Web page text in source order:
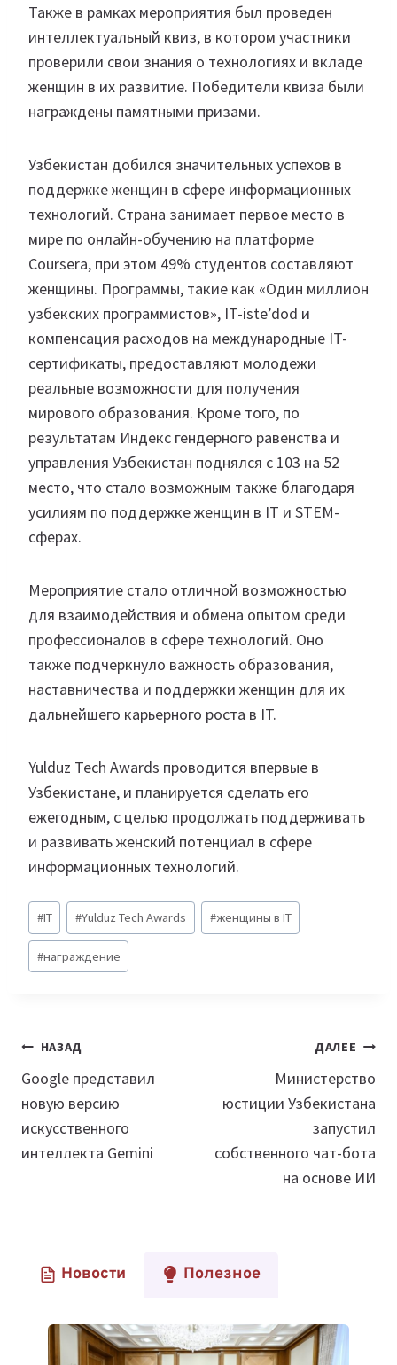
Также в рамках мероприятия был проведен
интеллектуальный квиз, в котором участники
проверили свои знания о технологиях и вкладе
женщин в их развитие. Победители квиза были
награждены памятными призами.
Узбекистан добился значительных успехов в
поддержке женщин в сфере информационных
технологий. Страна занимает первое место в
мире по онлайн-обучению на платформе
Coursera, при этом 49% студентов составляют
женщины. Программы, такие как «Один миллион
узбекских программистов», IT-iste’dod и
компенсация расходов на международные IT-
сертификаты, предоставляют молодежи
реальные возможности для получения
мирового образования. Кроме того, по
результатам Индекс гендерного равенства и
управления Узбекистан поднялся с 103 на 52
место, что стало возможным также благодаря
усилиям по поддержке женщин в IT и STEM-
сферах.
Мероприятие стало отличной возможностью
для взаимодействия и обмена опытом среди
профессионалов в сфере технологий. Оно
также подчеркнуло важность образования,
наставничества и поддержки женщин для их
дальнейшего карьерного роста в IT.
Yulduz Tech Awards проводится впервые в
Узбекистане, и планируется сделать его
ежегодным, с целью продолжать поддерживать
и развивать женский потенциал в сфере
информационных технологий.
Метки
записи:
#IT #Yulduz Tech Awards #женщины в IT
#награждение
Навигация
по
записям
НАЗАД
Google представил
новую версию
искусственного
интеллекта Gemini
ДАЛЕЕ
Министерство
юстиции Узбекистана
запустил
собственного чат-бота
на основе ИИ
Новости Полезное